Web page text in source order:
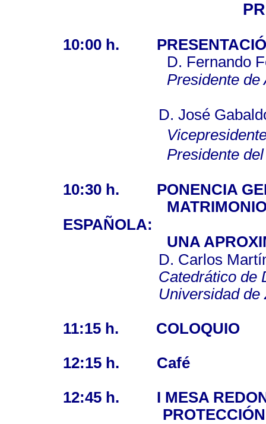
10:00 h.
D. Fernando
Presidente de
D. José Gabaldón
Presidente
10:30 h.
PONENCIA
ESPAÑOLA:
UNA
D. Carlos Martínez
Catedrático de
Universidad de
11:15 h. COLOQUIO
12:15 h. Café
12:45 h.
I MESA
PROTECCIÓN